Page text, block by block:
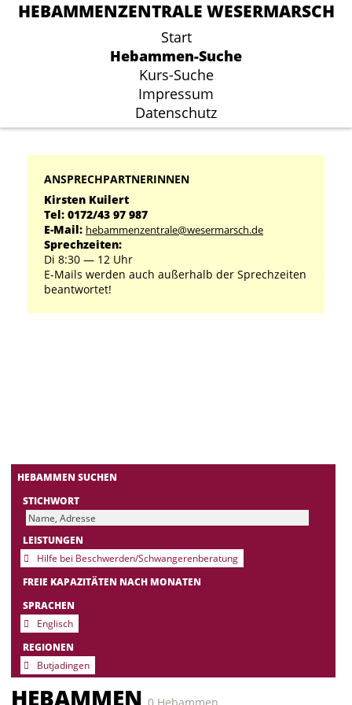
HEBAMMENZENTRALE WESERMARSCH
Start
Hebammen-Suche
Kurs-Suche
Impressum
Datenschutz
HEBAMMENZENTRALE WESERMARSCH
Start
Hebammen-Suche
Kurs-Suche
Impressum
Datenschutz
ANSPRECHPARTNERINNEN
Kirsten Kuilert
Tel: 0172/43 97 987
E-Mail: hebammenzentrale@wesermarsch.de
Sprechzeiten:
Di 8:30 ― 12 Uhr
E-Mails werden auch außerhalb der Sprechzeiten
beantwortet!
HEBAMMEN SUCHEN
STICHWORT
LEISTUNGEN
Hilfe bei Beschwerden/Schwangerenberatung
FREIE KAPAZITÄTEN NACH MONATEN
SPRACHEN
Englisch
REGIONEN
Butjadingen
HEBAMMEN